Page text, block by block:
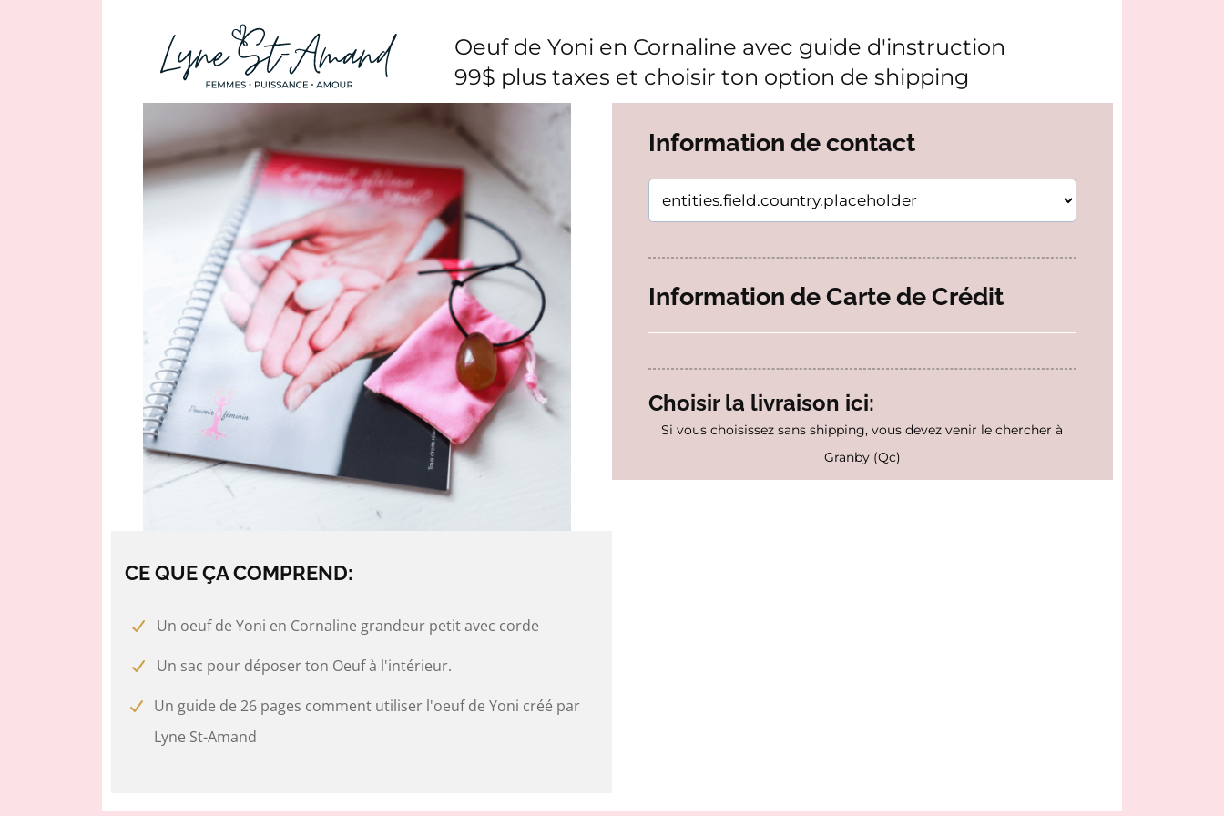
Oeuf de Yoni en Cornaline avec guide d'instruction
99$ plus taxes et choisir ton option de shipping
CE QUE ÇA COMPREND:
Un oeuf de Yoni en Cornaline grandeur petit avec corde
Un sac pour déposer ton Oeuf à l'intérieur.
Un guide de 26 pages comment utiliser l'oeuf de Yoni créé par
Lyne St-Amand
Information de contact
Information de Carte de Crédit
Choisir la livraison ici:
Si vous choisissez sans shipping, vous devez venir le chercher à
Granby (Qc)